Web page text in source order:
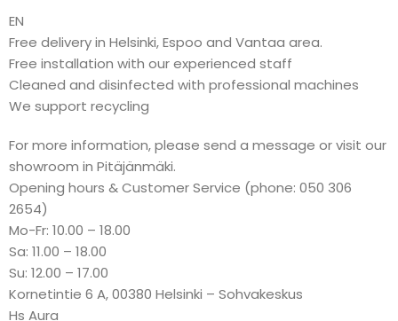
EN
Free delivery in Helsinki, Espoo and Vantaa area.
Free installation with our experienced staff
Cleaned and disinfected with professional machines
We support recycling
For more information, please send a message or visit our
showroom in Pitäjänmäki.
Opening hours & Customer Service (phone: 050 306
2654)
Mo-Fr: 10.00 – 18.00
Sa: 11.00 – 18.00
Su: 12.00 – 17.00
Kornetintie 6 A, 00380 Helsinki – Sohvakeskus
Hs Aura